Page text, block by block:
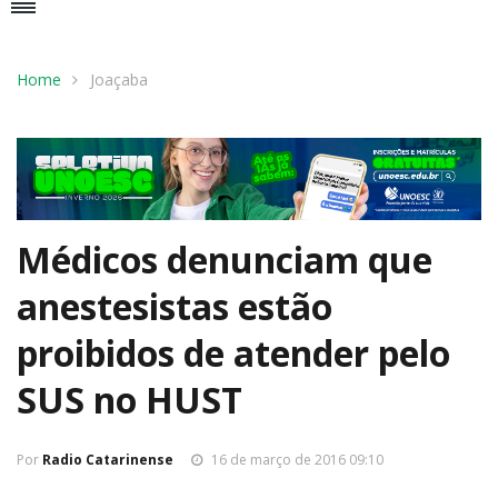
Home Joaçaba
Médicos denunciam que
anestesistas estão
proibidos de atender pelo
SUS no HUST
Por Radio Catarinense 16 de março de 2016 09:10